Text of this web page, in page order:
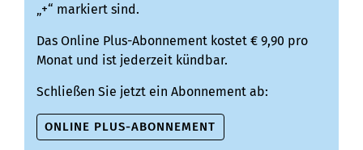
„+“ markiert sind.
Das Online Plus-Abonnement kostet € 9,90 pro
Monat und ist jederzeit kündbar.
Schließen Sie jetzt ein Abonnement ab:
ONLINE PLUS-ABONNEMENT